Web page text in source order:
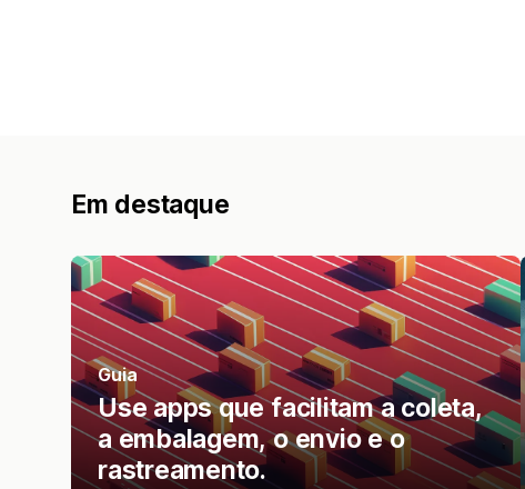
Em destaque
Guia
Use apps que facilitam a coleta,
a embalagem, o envio e o
rastreamento.